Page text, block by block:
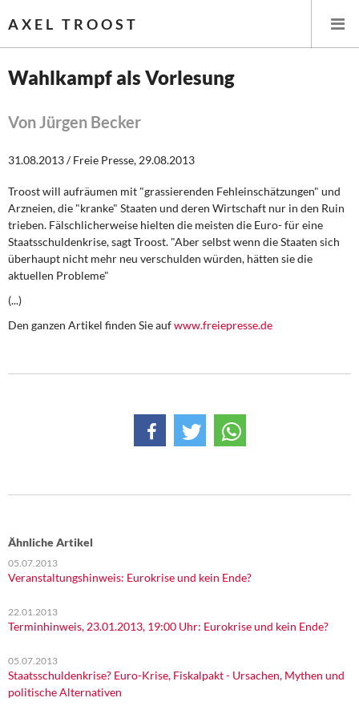
AXEL TROOST
Leitlinien linker Wirtschafts- und Finanzpolitik
Wirtschaftspolitik
Steuer- und Finanzpolitik
Eurokrise und Griechenland
Über mich
Wahlkampf als Vorlesung
Von Jürgen Becker
31.08.2013 / Freie Presse, 29.08.2013
Troost will aufräumen mit "grassierenden Fehleinschätzungen" und
Arzneien, die "kranke" Staaten und deren Wirtschaft nur in den Ruin
trieben. Fälschlicherweise hielten die meisten die Euro- für eine
Staatsschuldenkrise, sagt Troost. "Aber selbst wenn die Staaten sich
überhaupt nicht mehr neu verschulden würden, hätten sie die
aktuellen Probleme"
(...)
Den ganzen Artikel finden Sie aufwww.freiepresse.de
Ähnliche Artikel
05.07.2013
Veranstaltungshinweis: Eurokrise und kein Ende?
22.01.2013
Terminhinweis, 23.01.2013, 19:00 Uhr: Eurokrise und kein Ende?
05.07.2013
Staatsschuldenkrise? Euro-Krise, Fiskalpakt - Ursachen, Mythen und
politische Alternativen